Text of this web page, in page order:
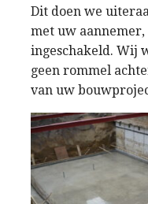
Dit doen we
met uw
ingeschakeld. Wij
geen rommel
van uw